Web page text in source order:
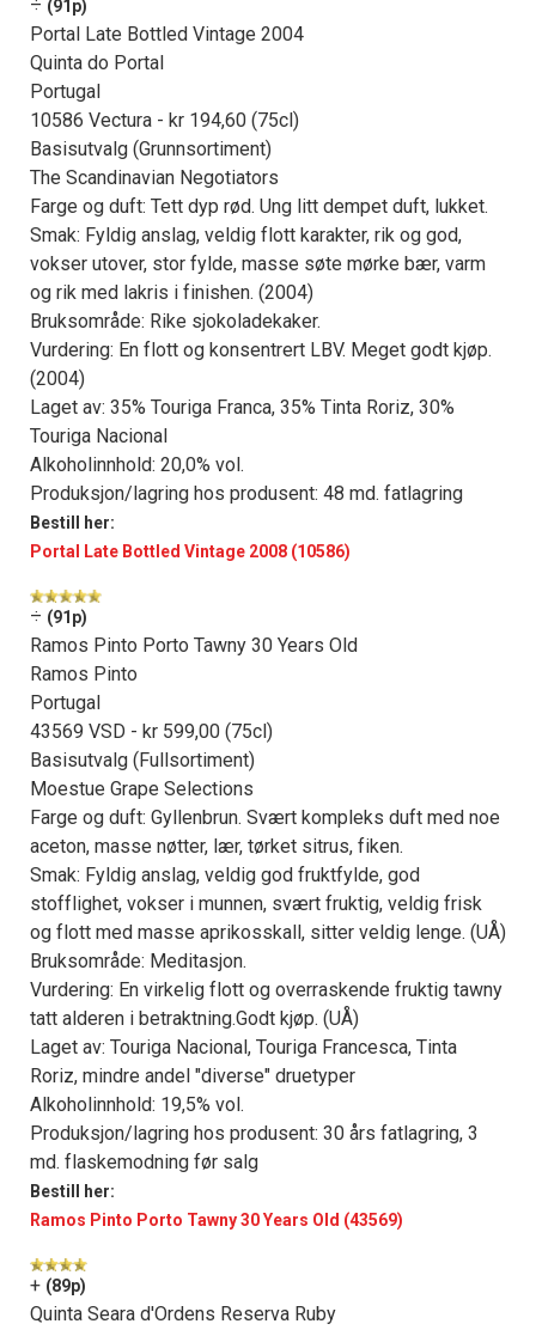
÷ (91p)
Portal Late Bottled Vintage 2004
Quinta do Portal
Portugal
10586 Vectura - kr 194,60 (75cl)
Basisutvalg (Grunnsortiment)
The Scandinavian Negotiators
Farge og duft: Tett dyp rød. Ung litt dempet duft, lukket.
Smak: Fyldig anslag, veldig flott karakter, rik og god,
vokser utover, stor fylde, masse søte mørke bær, varm
og rik med lakris i finishen. (2004)
Bruksområde: Rike sjokoladekaker.
Vurdering: En flott og konsentrert LBV. Meget godt kjøp.
(2004)
Laget av: 35% Touriga Franca, 35% Tinta Roriz, 30%
Touriga Nacional
Alkoholinnhold: 20,0% vol.
Produksjon/lagring hos produsent: 48 md. fatlagring
Bestill her:
Portal Late Bottled Vintage 2008 (10586)
÷ (91p)
Ramos Pinto Porto Tawny 30 Years Old
Ramos Pinto
Portugal
43569 VSD - kr 599,00 (75cl)
Basisutvalg (Fullsortiment)
Moestue Grape Selections
Farge og duft: Gyllenbrun. Svært kompleks duft med noe
aceton, masse nøtter, lær, tørket sitrus, fiken.
Smak: Fyldig anslag, veldig god fruktfylde, god
stofflighet, vokser i munnen, svært fruktig, veldig frisk
og flott med masse aprikosskall, sitter veldig lenge. (UÅ)
Bruksområde: Meditasjon.
Vurdering: En virkelig flott og overraskende fruktig tawny
tatt alderen i betraktning.Godt kjøp. (UÅ)
Laget av: Touriga Nacional, Touriga Francesca, Tinta
Roriz, mindre andel "diverse" druetyper
Alkoholinnhold: 19,5% vol.
Produksjon/lagring hos produsent: 30 års fatlagring, 3
md. flaskemodning før salg
Bestill her:
Ramos Pinto Porto Tawny 30 Years Old (43569)
+ (89p)
Quinta Seara d'Ordens Reserva Ruby